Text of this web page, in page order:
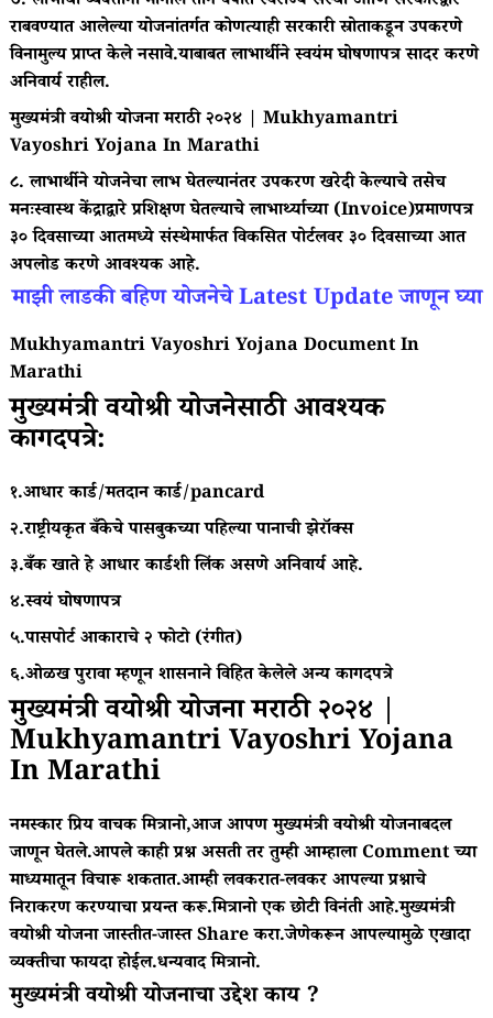
राबवण्यात आलेल्या योजनांतर्गत कोणत्याही सरकारी स्रोताकडून उपकरणे
विनामुल्य प्राप्त केले नसावे.याबाबत लाभार्थीने स्वयंम घोषणापत्र सादर करणे
अनिवार्य राहील.
मुख्यमंत्री वयोश्री योजना मराठी २०२४ | Mukhyamantri
Vayoshri Yojana In Marathi
८. लाभार्थीने योजनेचा लाभ घेतल्यानंतर उपकरण खरेदी केल्याचे तसेच
मनःस्वास्थ केंद्राद्वारे प्रशिक्षण घेतल्याचे लाभार्थ्याच्या (Invoice)प्रमाणपत्र
३० दिवसाच्या आतमध्ये संस्थेमार्फत विकसित पोर्टलवर ३० दिवसाच्या आत
अपलोड करणे आवश्यक आहे.
माझी लाडकी बहिण योजनेचे Latest Update जाणून घ्या
Mukhyamantri Vayoshri Yojana Document In
Marathi
मुख्यमंत्री वयोश्री योजनेसाठी आवश्यक
कागदपत्रे:
१.आधार कार्ड/मतदान कार्ड/pancard
२.राष्ट्रीयकृत बँकेचे पासबुकच्या पहिल्या पानाची झेरॉक्स
३.बँक खाते हे आधार कार्डशी लिंक असणे अनिवार्य आहे.
४.स्वयं घोषणापत्र
५.पासपोर्ट आकाराचे २ फोटो (रंगीत)
६.ओळख पुरावा म्हणून शासनाने विहित केलेले अन्य कागदपत्रे
मुख्यमंत्री वयोश्री योजना मराठी २०२४ |
Mukhyamantri Vayoshri Yojana
In Marathi
नमस्कार प्रिय वाचक मित्रानो,आज आपण मुख्यमंत्री वयोश्री योजनाबदल
जाणून घेतले.आपले काही प्रश्न असती तर तुम्ही आम्हाला Comment च्या
माध्यमातून विचारू शकतात.आम्ही लवकरात-लवकर आपल्या प्रश्नाचे
निराकरण करण्याचा प्रयन्त करू.मित्रानो एक छोटी विनंती आहे.मुख्यमंत्री
वयोश्री योजना जास्तीत-जास्त Share करा.जेणेकरून आपल्यामुळे एखादा
व्यक्तीचा फायदा होईल.धन्यवाद मित्रानो.
मुख्यमंत्री वयोश्री योजनाचा उद्देश काय ?